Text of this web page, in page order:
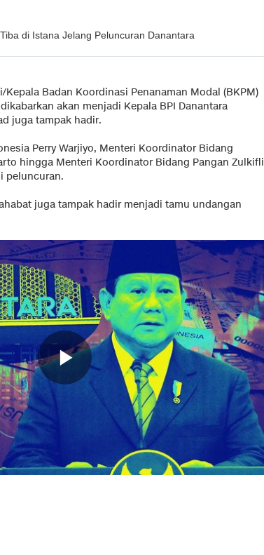
di Istana Jelang Peluncuran Danantara
Badan Koordinasi Penanaman Modal (BKPM)
akan menjadi Kepala BPI Danantara
juga tampak hadir.
Perry Warjiyo, Menteri Koordinator Bidang
hingga Menteri Koordinator Bidang Pangan Zulkifli
peluncuran.
juga tampak hadir menjadi tamu undangan